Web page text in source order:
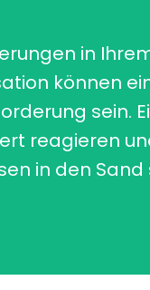
in
können
sein.
reagieren
in den